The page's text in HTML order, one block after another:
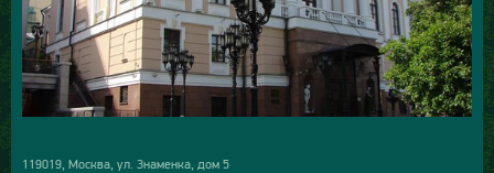
119019, Москва, ул. Знаменка, дом 5